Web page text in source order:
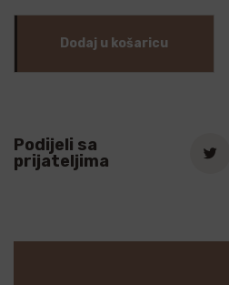
Dodaj u košaricu
Podijeli sa
prijateljima